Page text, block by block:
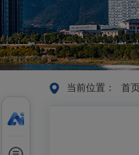
当前位置： 首页